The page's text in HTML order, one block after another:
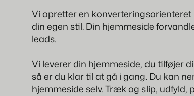
Vi opretter en
din egen stil. Din hjemmeside
leads.
Vi leverer din hjemmeside, du tilføjer
så er du klar til at gå i gang. Du kan
hjemmeside selv. Træk og slip, udfyld,